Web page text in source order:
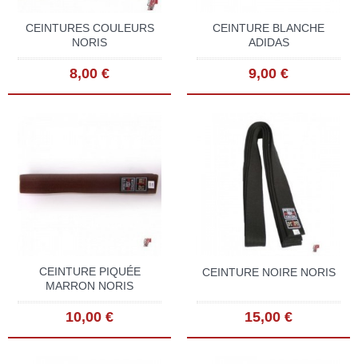
CEINTURES COULEURS
NORIS
8,00 €
CEINTURE BLANCHE
ADIDAS
9,00 €
CEINTURE PIQUÉE
MARRON NORIS
10,00 €
CEINTURE NOIRE NORIS
15,00 €